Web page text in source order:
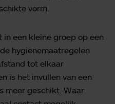
vorm.
een kleine groep op een
hygiënemaatregelen
tot elkaar
is het invullen van een
meer geschikt. Waar